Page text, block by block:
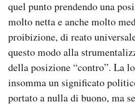
quel punto prendendo una
molto netta e anche molto
proibizione, di reato
questo modo alla
della posizione “contro”. La
insomma un significato
portato a nulla di buono, ma